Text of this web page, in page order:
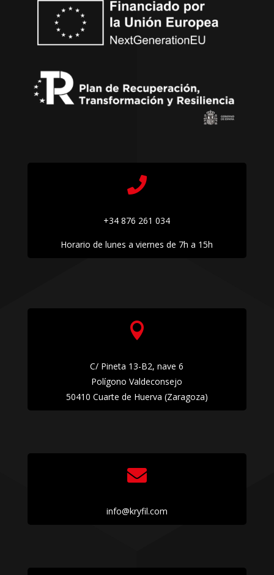

+34 876 261 034
Horario de lunes a viernes de 7h a 15h

C/ Pineta 13-B2, nave 6
Polígono Valdeconsejo
50410 Cuarte de Huerva (Zaragoza)

info@kryfil.com